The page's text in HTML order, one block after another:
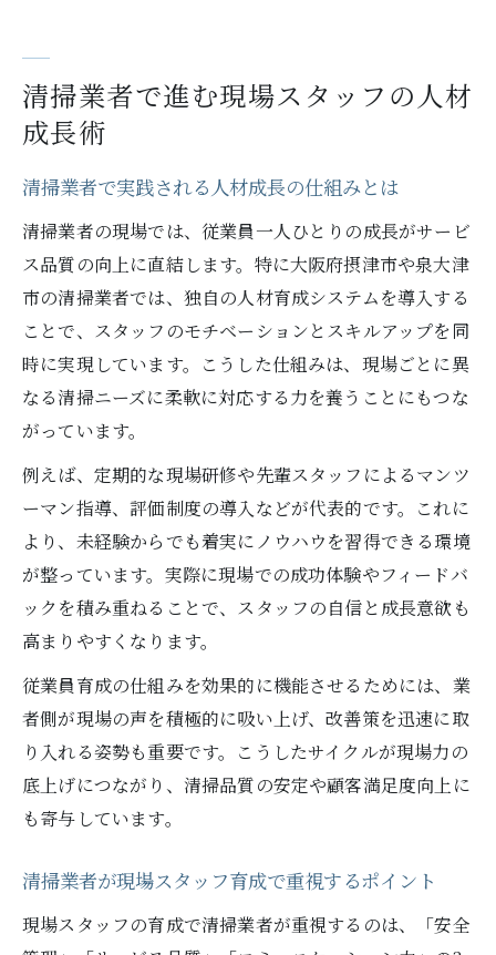
清掃業者で進む現場スタッフの人材
成長術
清掃業者で実践される人材成長の仕組みとは
清掃業者の現場では、従業員一人ひとりの成長がサービ
ス品質の向上に直結します。特に大阪府摂津市や泉大津
市の清掃業者では、独自の人材育成システムを導入する
ことで、スタッフのモチベーションとスキルアップを同
時に実現しています。こうした仕組みは、現場ごとに異
なる清掃ニーズに柔軟に対応する力を養うことにもつな
がっています。
例えば、定期的な現場研修や先輩スタッフによるマンツ
ーマン指導、評価制度の導入などが代表的です。これに
より、未経験からでも着実にノウハウを習得できる環境
が整っています。実際に現場での成功体験やフィードバ
ックを積み重ねることで、スタッフの自信と成長意欲も
高まりやすくなります。
従業員育成の仕組みを効果的に機能させるためには、業
者側が現場の声を積極的に吸い上げ、改善策を迅速に取
り入れる姿勢も重要です。こうしたサイクルが現場力の
底上げにつながり、清掃品質の安定や顧客満足度向上に
も寄与しています。
清掃業者が現場スタッフ育成で重視するポイント
現場スタッフの育成で清掃業者が重視するのは、「安全